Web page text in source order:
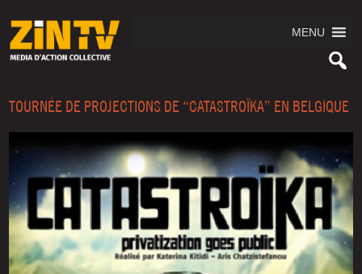
MENU
TOURNÉE DE PROJECTIONS DE “CATASTROÏKA” EN BELGIQUE